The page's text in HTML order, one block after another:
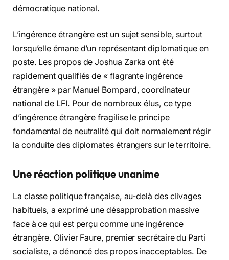
démocratique national.
L’ingérence étrangère est un sujet sensible, surtout
lorsqu’elle émane d’un représentant diplomatique en
poste. Les propos de Joshua Zarka ont été
rapidement qualifiés de « flagrante ingérence
étrangère » par Manuel Bompard, coordinateur
national de LFI. Pour de nombreux élus, ce type
d’ingérence étrangère fragilise le principe
fondamental de neutralité qui doit normalement régir
la conduite des diplomates étrangers sur le territoire.
Une réaction politique unanime
La classe politique française, au-delà des clivages
habituels, a exprimé une désapprobation massive
face à ce qui est perçu comme une ingérence
étrangère. Olivier Faure, premier secrétaire du Parti
socialiste, a dénoncé des propos inacceptables. De